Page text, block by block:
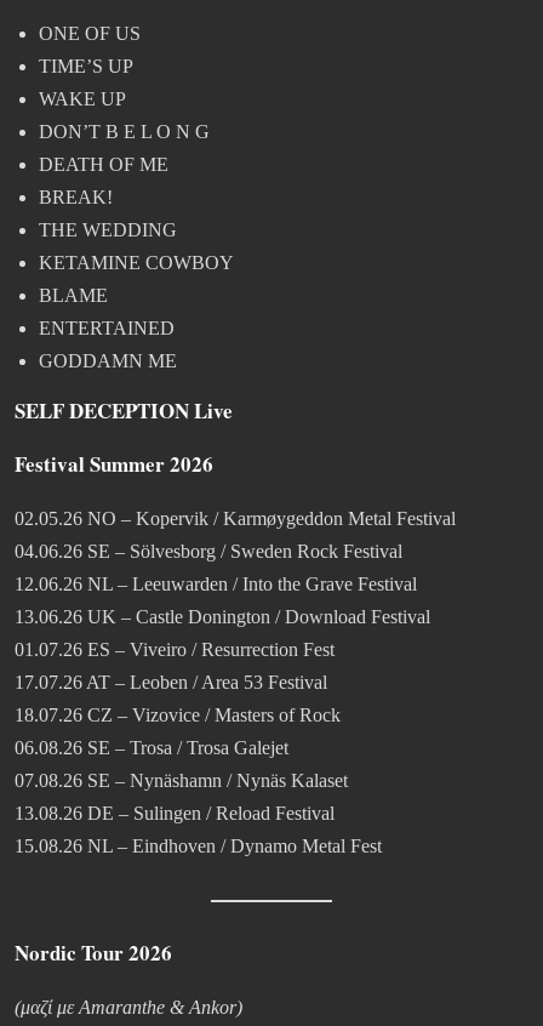
ONE OF US
TIME’S UP
WAKE UP
DON’T B E L O N G
DEATH OF ME
BREAK!
THE WEDDING
KETAMINE COWBOY
BLAME
ENTERTAINED
GODDAMN ME
SELF DECEPTION Live
Festival Summer 2026
02.05.26 NO – Kopervik / Karmøygeddon Metal Festival
04.06.26 SE – Sölvesborg / Sweden Rock Festival
12.06.26 NL – Leeuwarden / Into the Grave Festival
13.06.26 UK – Castle Donington / Download Festival
01.07.26 ES – Viveiro / Resurrection Fest
17.07.26 AT – Leoben / Area 53 Festival
18.07.26 CZ – Vizovice / Masters of Rock
06.08.26 SE – Trosa / Trosa Galejet
07.08.26 SE – Nynäshamn / Nynäs Kalaset
13.08.26 DE – Sulingen / Reload Festival
15.08.26 NL – Eindhoven / Dynamo Metal Fest
Nordic Tour 2026
(μαζί με Amaranthe & Ankor)